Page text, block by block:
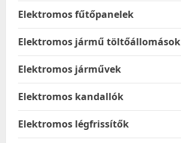
Elektromos fűtőpanelek
Elektromos jármű töltőállomások
Elektromos járművek
Elektromos kandallók
Elektromos légfrissítők